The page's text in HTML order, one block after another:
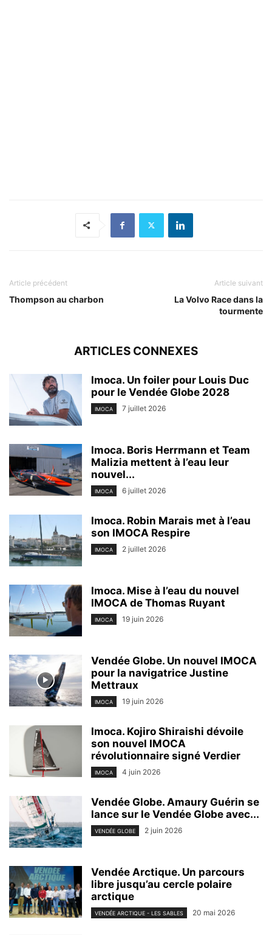
Article précédent
Thompson au charbon
Article suivant
La Volvo Race dans la
tourmente
ARTICLES CONNEXES
Imoca. Un foiler pour Louis Duc
pour le Vendée Globe 2028
IMOCA 7 juillet 2026
Imoca. Boris Herrmann et Team
Malizia mettent à l’eau leur
nouvel...
IMOCA 6 juillet 2026
Imoca. Robin Marais met à l’eau
son IMOCA Respire
IMOCA 2 juillet 2026
Imoca. Mise à l’eau du nouvel
IMOCA de Thomas Ruyant
IMOCA 19 juin 2026
Vendée Globe. Un nouvel IMOCA
pour la navigatrice Justine
Mettraux
IMOCA 19 juin 2026
Imoca. Kojiro Shiraishi dévoile
son nouvel IMOCA
révolutionnaire signé Verdier
IMOCA 4 juin 2026
Vendée Globe. Amaury Guérin se
lance sur le Vendée Globe avec...
VENDÉE GLOBE 2 juin 2026
Vendée Arctique. Un parcours
libre jusqu’au cercle polaire
arctique
VENDÉE ARCTIQUE - LES SABLES 20 mai 2026